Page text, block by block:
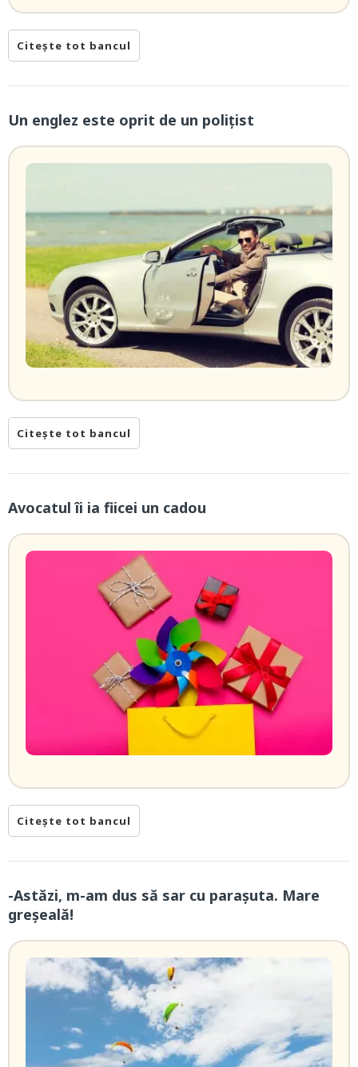
Citește tot bancul
Un englez este oprit de un polițist
Citește tot bancul
Avocatul îi ia fiicei un cadou
Citește tot bancul
-Astăzi, m-am dus să sar cu parașuta. Mare
greșeală!